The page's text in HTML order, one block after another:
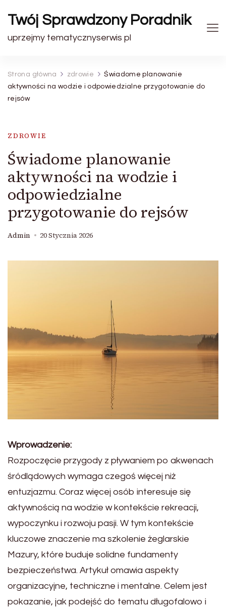
Twój Sprawdzony Poradnik
uprzejmy tematycznyserwis pl
Strona główna zdrowie
Świadome planowanie
aktywności na wodzie i odpowiedzialne przygotowanie do
rejsów
ZDROWIE
Świadome planowanie
aktywności na wodzie i
odpowiedzialne
przygotowanie do rejsów
Admin 20 Stycznia 2026
Wprowadzenie:
Rozpoczęcie przygody z pływaniem po akwenach
śródlądowych wymaga czegoś więcej niż
entuzjazmu. Coraz więcej osób interesuje się
aktywnością na wodzie w kontekście rekreacji,
wypoczynku i rozwoju pasji. W tym kontekście
kluczowe znaczenie ma szkolenie żeglarskie
Mazury, które buduje solidne fundamenty
bezpieczeństwa. Artykuł omawia aspekty
organizacyjne, techniczne i mentalne. Celem jest
pokazanie, jak podejść do tematu długofalowo i